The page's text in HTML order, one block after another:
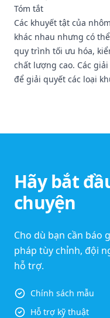
Tóm tắt
Các khuyết tật của
khác nhau nhưng có
quy trình tối ưu hóa,
chất lượng cao. Các
để giải quyết các loại
Hãy bắt
chuyện
Cho dù bạn cần báo
pháp tùy chỉnh, đội
hỗ trợ.
Chính sách mẫu
Hỗ trợ kỹ thuật